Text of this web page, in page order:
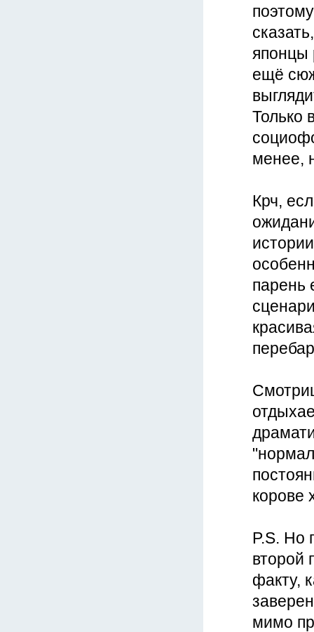
японцы
ещё
Только
менее,
Крч,
парень
корове
P.S. Но
второй
факту,
мимо